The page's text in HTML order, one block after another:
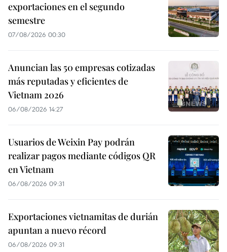
exportaciones en el segundo
semestre
07/08/2026 00:30
Anuncian las 50 empresas cotizadas
más reputadas y eficientes de
Vietnam 2026
06/08/2026 14:27
Usuarios de Weixin Pay podrán
realizar pagos mediante códigos QR
en Vietnam
06/08/2026 09:31
Exportaciones vietnamitas de durián
apuntan a nuevo récord
06/08/2026 09:31